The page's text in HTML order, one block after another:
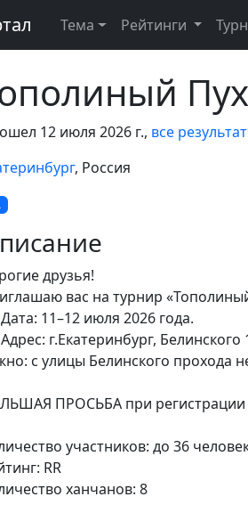
Тема Рейтинги
12 июля 2026 г., все
, Россия
друзья!
вас на турнир
11–12 июля 2026 года.
г.Екатеринбург,
с улицы Белинского прохода
ПРОСЬБА при регистрации
участников: до 36
RR
ханчанов: 8